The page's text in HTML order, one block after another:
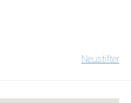
Neustifter